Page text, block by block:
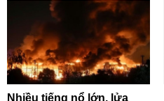
Nhiều tiếng nổ lớn, lửa